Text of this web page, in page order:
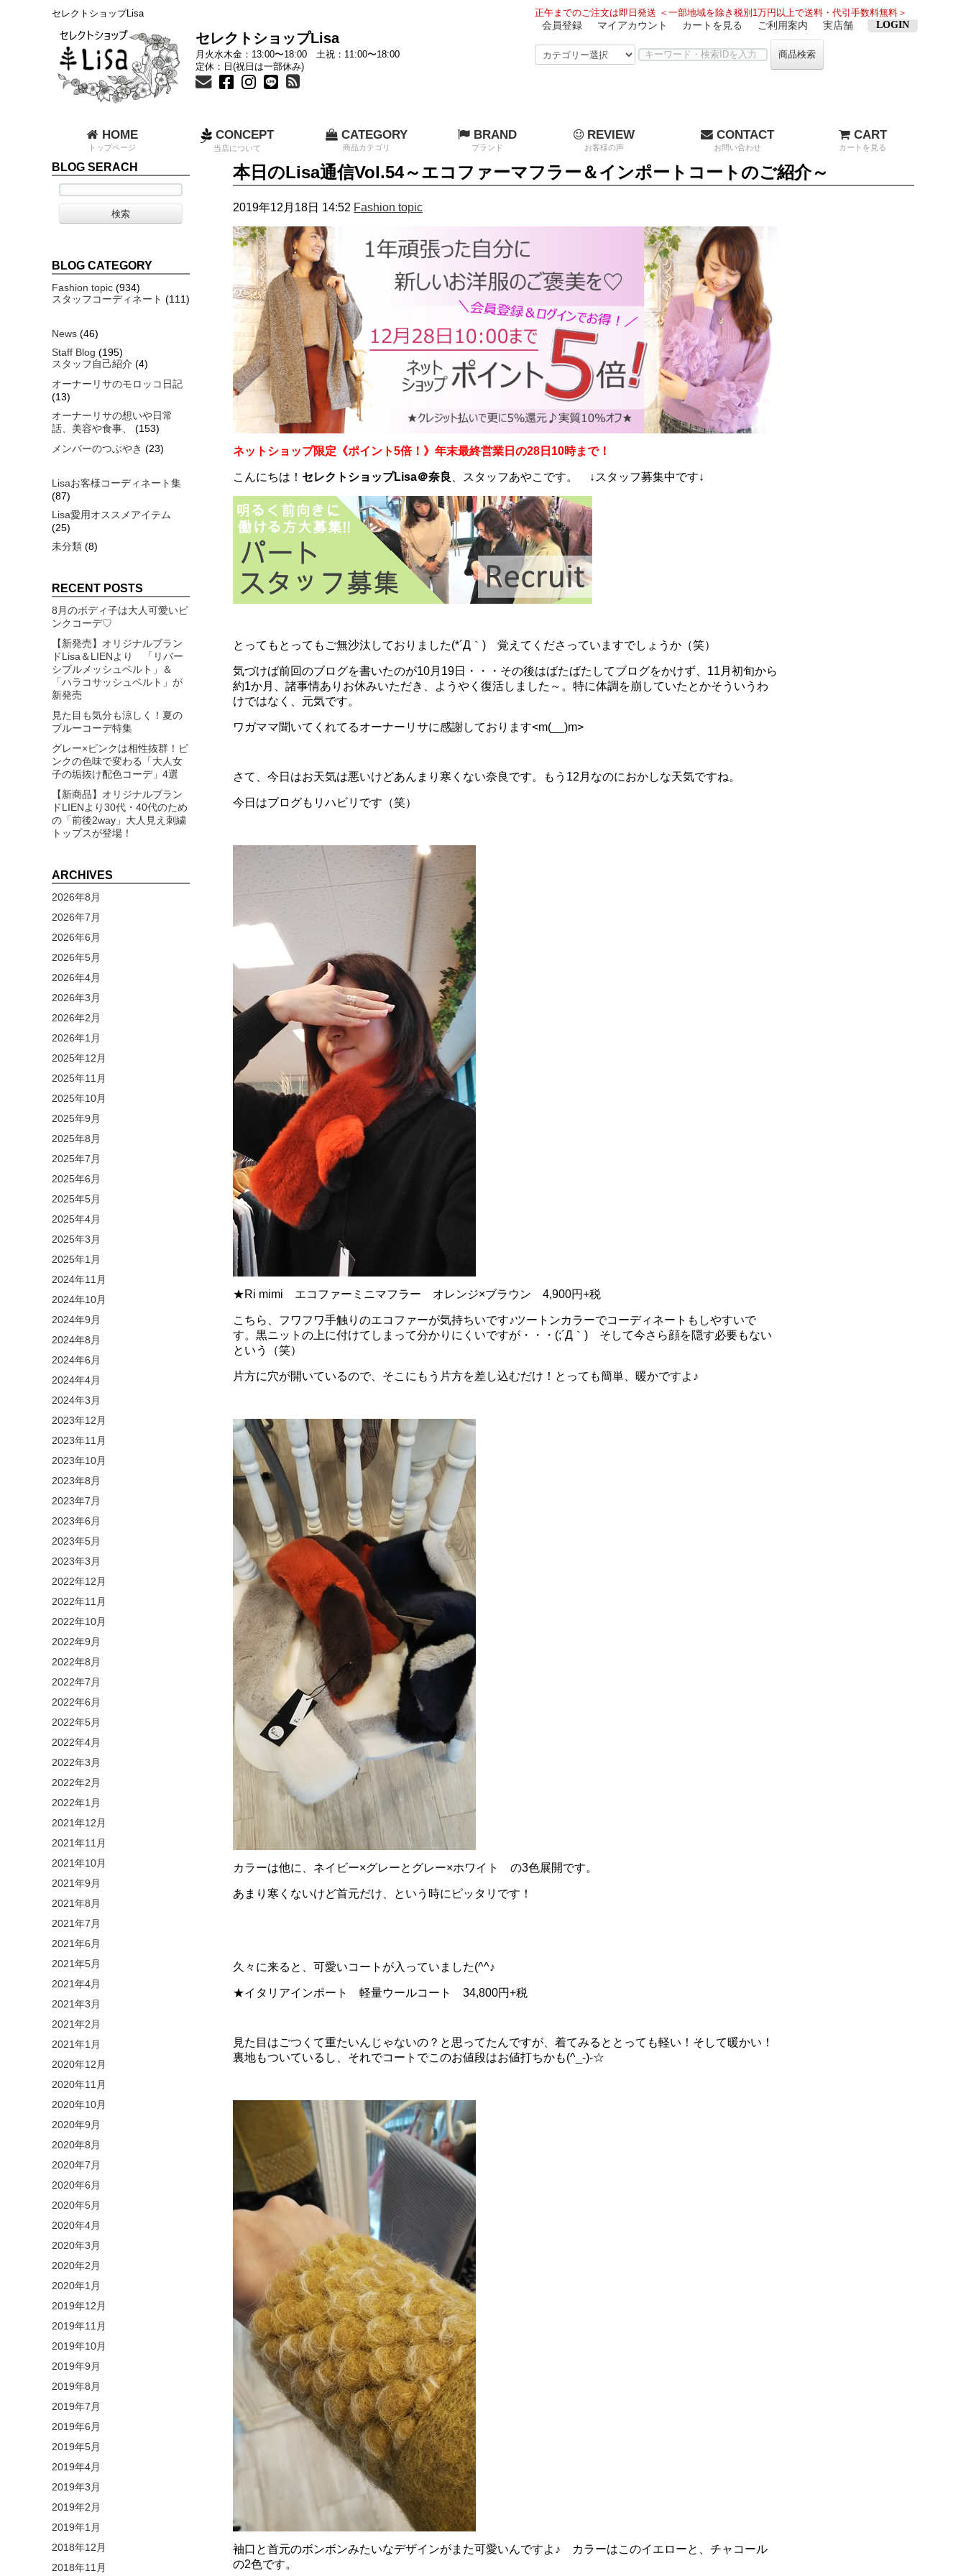
正午までのご注文は即日発送 ＜一部地域を除き税別1万円以上で送料・代引手数料無料＞
会員登録 マイアカウント カートを見る ご利用案内 実店舗 LOGIN
商品検索
セレクトショップLisa
セレクトショップLisa
月火水木金：13:00〜18:00 土祝：11:00〜18:00
定休：日(祝日は一部休み)
HOME
トップページ
CONCEPT
当店について
CATEGORY
商品カテゴリ
BRAND
ブランド
REVIEW
お客様の声
CONTACT
お問い合わせ
CART
カートを見る
本日のLisa通信Vol.54～エコファーマフラー＆インポートコートのご紹介～
2019年12月18日 14:52 Fashion topic
ネットショップ限定《ポイント5倍！》年末最終営業日の28日10時まで！
こんにちは！ セレクトショップLisa＠奈良 、スタッフあやこです。 ↓スタッフ募集中です↓
とってもとってもご無沙汰しておりました(*´Д｀) 覚えてくださっていますでしょうか（笑）
気づけば前回のブログを書いたのが10月19日・・・その後はばたばたしてブログをかけず、11月初旬から
約1か月、諸事情ありお休みいただき、ようやく復活しました～。特に体調を崩していたとかそういうわ
けではなく、元気です。
ワガママ聞いてくれてるオーナーリサに感謝しております<m(__)m>
さて、今日はお天気は悪いけどあんまり寒くない奈良です。もう12月なのにおかしな天気ですね。
今日はブログもリハビリです（笑）
★Ri mimi エコファーミニマフラー オレンジ×ブラウン 4,900円+税
こちら、フワフワ手触りのエコファーが気持ちいです♪ツートンカラーでコーディネートもしやすいで
す。黒ニットの上に付けてしまって分かりにくいですが・・・(;´Д｀) そして今さら顔を隠す必要もない
という（笑）
片方に穴が開いているので、そこにもう片方を差し込むだけ！とっても簡単、暖かですよ♪
カラーは他に、ネイビー×グレーとグレー×ホワイト の3色展開です。
あまり寒くないけど首元だけ、という時にピッタリです！
久々に来ると、可愛いコートが入っていました(^^♪
★イタリアインポート 軽量ウールコート 34,800円+税
見た目はごつくて重たいんじゃないの？と思ってたんですが、着てみるととっても軽い！そして暖かい！
裏地もついているし、それでコートでこのお値段はお値打ちかも(^_-)-☆
袖口と首元のボンボンみたいなデザインがまた可愛いんですよ♪ カラーはこのイエローと、チャコール
の2色です。
BLOG SERACH
BLOG CATEGORY
Fashion topic (934)
スタッフコーディネート (111)
News (46)
Staff Blog (195)
スタッフ自己紹介 (4)
オーナーリサのモロッコ日記
(13)
オーナーリサの想いや日常
話、美容や食事、
(153)
メンバーのつぶやき (23)
Lisaお客様コーディネート集
(87)
Lisa愛用オススメアイテム
(25)
未分類 (8)
RECENT POSTS
8月のボディ子は大人可愛いピ
ンクコーデ♡
【新発売】オリジナルブラン
ドLisa＆LIENより 「リバー
シブルメッシュベルト」＆
「ハラコサッシュベルト」が
新発売
見た目も気分も涼しく！夏の
ブルーコーデ特集
グレー×ピンクは相性抜群！ピ
ンクの色味で変わる「大人女
子の垢抜け配色コーデ」4選
【新商品】オリジナルブラン
ドLIENより30代・40代のため
の「前後2way」大人見え刺繍
トップスが登場！
ARCHIVES
2026年8月
2026年7月
2026年6月
2026年5月
2026年4月
2026年3月
2026年2月
2026年1月
2025年12月
2025年11月
2025年10月
2025年9月
2025年8月
2025年7月
2025年6月
2025年5月
2025年4月
2025年3月
2025年1月
2024年11月
2024年10月
2024年9月
2024年8月
2024年6月
2024年4月
2024年3月
2023年12月
2023年11月
2023年10月
2023年8月
2023年7月
2023年6月
2023年5月
2023年3月
2022年12月
2022年11月
2022年10月
2022年9月
2022年8月
2022年7月
2022年6月
2022年5月
2022年4月
2022年3月
2022年2月
2022年1月
2021年12月
2021年11月
2021年10月
2021年9月
2021年8月
2021年7月
2021年6月
2021年5月
2021年4月
2021年3月
2021年2月
2021年1月
2020年12月
2020年11月
2020年10月
2020年9月
2020年8月
2020年7月
2020年6月
2020年5月
2020年4月
2020年3月
2020年2月
2020年1月
2019年12月
2019年11月
2019年10月
2019年9月
2019年8月
2019年7月
2019年6月
2019年5月
2019年4月
2019年3月
2019年2月
2019年1月
2018年12月
2018年11月